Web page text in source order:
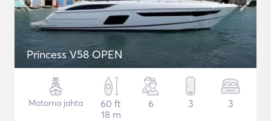
Princess V58 OPEN
Motorna jahta
60 ft
18 m
6 3 3